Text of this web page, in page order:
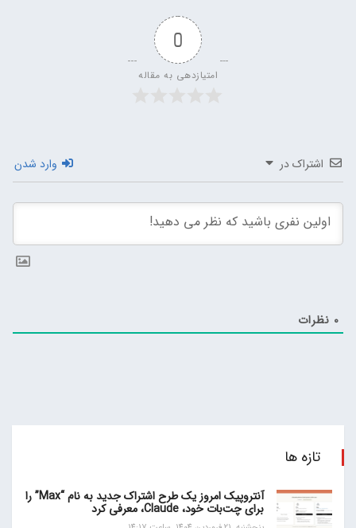
0
امتیازدهی به مقاله
اشتراک در وارد شدن
0 نظرات
تازه ها
آنتروپیک امروز یک طرح اشتراک جدید به نام “Max” را
برای چت‌بات خود، Claude، معرفی کرد